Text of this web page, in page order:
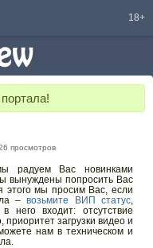
18+
просмотров
радуем Вас новинками
вынуждены попросить Вас
этого мы просим Вас, если
–возьмите ВИП статус,
него входит: отсутствие
загрузки видео и
нам в техническом и